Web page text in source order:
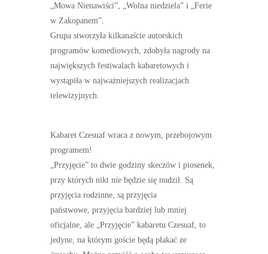
„Mowa Nienawiści”, „Wolna niedziela” i „Ferie
w Zakopanem”.
Grupa stworzyła kilkanaście autorskich
programów komediowych, zdobyła nagrody na
największych festiwalach kabaretowych i
wystąpiła w najważniejszych realizacjach
telewizyjnych.
Kabaret Czesuaf wraca z nowym, przebojowym
programem!
„Przyjęcie” to dwie godziny skeczów i piosenek,
przy których nikt nie będzie się nudził. Są
przyjęcia rodzinne, są przyjęcia
państwowe, przyjęcia bardziej lub mniej
oficjalne, ale „Przyjęcie” kabaretu Czesuaf, to
jedyne, na którym goście będą płakać ze